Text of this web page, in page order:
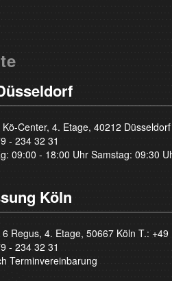
Center, 4. Etage, 40212
- 234 32 31
09:00 - 18:00 Uhr Samstag: 09:30
Köln
Regus, 4. Etage, 50667 Köln T.: +49
- 234 32 31
Terminvereinbarung